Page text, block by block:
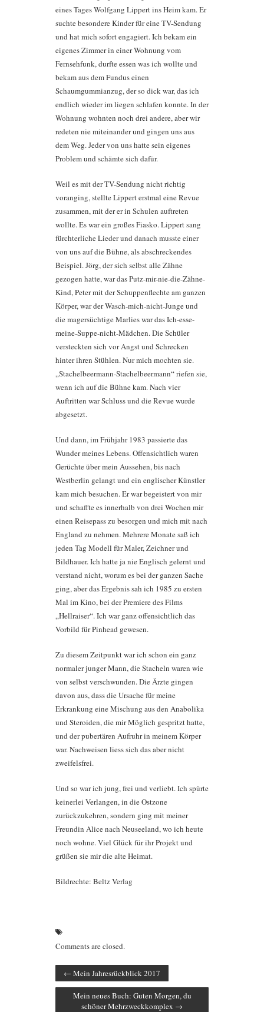
eines Tages Wolfgang Lippert ins Heim kam. Er
suchte besondere Kinder für eine TV-Sendung
und hat mich sofort engagiert. Ich bekam ein
eigenes Zimmer in einer Wohnung vom
Fernsehfunk, durfte essen was ich wollte und
bekam aus dem Fundus einen
Schaumgummianzug, der so dick war, das ich
endlich wieder im liegen schlafen konnte. In der
Wohnung wohnten noch drei andere, aber wir
redeten nie miteinander und gingen uns aus
dem Weg. Jeder von uns hatte sein eigenes
Problem und schämte sich dafür.
Weil es mit der TV-Sendung nicht richtig
voranging, stellte Lippert erstmal eine Revue
zusammen, mit der er in Schulen auftreten
wollte. Es war ein großes Fiasko. Lippert sang
fürchterliche Lieder und danach musste einer
von uns auf die Bühne, als abschreckendes
Beispiel. Jörg, der sich selbst alle Zähne
gezogen hatte, war das Putz-mir-nie-die-Zähne-
Kind, Peter mit der Schuppenflechte am ganzen
Körper, war der Wasch-mich-nicht-Junge und
die magersüchtige Marlies war das Ich-esse-
meine-Suppe-nicht-Mädchen. Die Schüler
versteckten sich vor Angst und Schrecken
hinter ihren Stühlen. Nur mich mochten sie.
„Stachelbeermann-Stachelbeermann“ riefen sie,
wenn ich auf die Bühne kam. Nach vier
Auftritten war Schluss und die Revue wurde
abgesetzt.
Und dann, im Frühjahr 1983 passierte das
Wunder meines Lebens. Offensichtlich waren
Gerüchte über mein Aussehen, bis nach
Westberlin gelangt und ein englischer Künstler
kam mich besuchen. Er war begeistert von mir
und schaffte es innerhalb von drei Wochen mir
einen Reisepass zu besorgen und mich mit nach
England zu nehmen. Mehrere Monate saß ich
jeden Tag Modell für Maler, Zeichner und
Bildhauer. Ich hatte ja nie Englisch gelernt und
verstand nicht, worum es bei der ganzen Sache
ging, aber das Ergebnis sah ich 1985 zu ersten
Mal im Kino, bei der Premiere des Films
„Hellraiser“. Ich war ganz offensichtlich das
Vorbild für Pinhead gewesen.
Zu diesem Zeitpunkt war ich schon ein ganz
normaler junger Mann, die Stacheln waren wie
von selbst verschwunden. Die Ärzte gingen
davon aus, dass die Ursache für meine
Erkrankung eine Mischung aus den Anabolika
und Steroiden, die mir Möglich gespritzt hatte,
und der pubertären Aufruhr in meinem Körper
war. Nachweisen liess sich das aber nicht
zweifelsfrei.
Und so war ich jung, frei und verliebt. Ich spürte
keinerlei Verlangen, in die Ostzone
zurückzukehren, sondern ging mit meiner
Freundin Alice nach Neuseeland, wo ich heute
noch wohne. Viel Glück für ihr Projekt und
grüßen sie mir die alte Heimat.
Bildrechte: Beltz Verlag
Comments are closed.
← Mein Jahresrückblick 2017
Mein neues Buch: Guten Morgen, du
schöner Mehrzweckkomplex →